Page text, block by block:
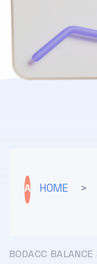
A HOME >
BODACC